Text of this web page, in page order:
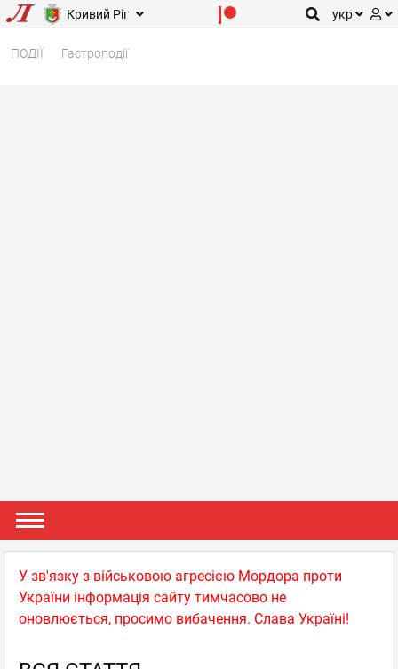
Кривий Ріг укр
ПОДІЇ Гастроподії
У зв'язку з військовою агресією Мордора проти
України інформація сайту тимчасово не
оновлюється, просимо вибачення. Слава Україні!